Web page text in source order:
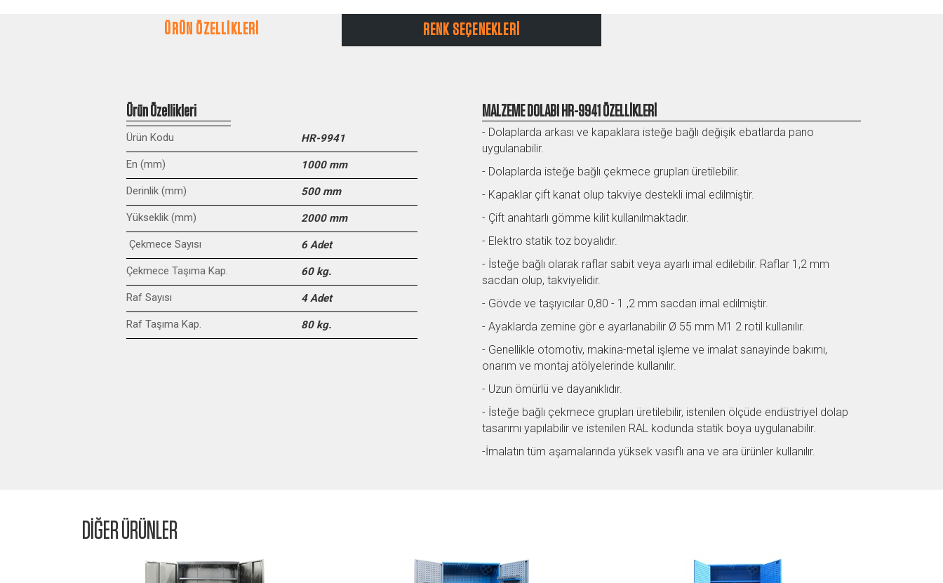
ÜRÜN ÖZELLİKLERİ RENK SEÇENEKLERİ
Ürün Özellikleri
Ürün Kodu HR-9941
En (mm) 1000 mm
Derinlik (mm) 500 mm
Yükseklik (mm) 2000 mm
Çekmece Sayısı 6 Adet
Çekmece Taşıma Kap. 60 kg.
Raf Sayısı 4 Adet
Raf Taşıma Kap. 80 kg.
MALZEME DOLABI HR-9941 ÖZELLİKLERİ
- Dolaplarda arkası ve kapaklara isteğe bağlı değişik ebatlarda pano
uygulanabilir.
- Dolaplarda isteğe bağlı çekmece grupları üretilebilir.
- Kapaklar çift kanat olup takviye destekli imal edilmiştir.
- Çift anahtarlı gömme kilit kullanılmaktadır.
- Elektro statik toz boyalıdır.
- İsteğe bağlı olarak raflar sabit veya ayarlı imal edilebilir. Raflar 1,2 mm
sacdan olup, takviyelidir.
- Gövde ve taşıyıcılar 0,80 - 1 ,2 mm sacdan imal edilmiştir.
- Ayaklarda zemine gör e ayarlanabilir Ø 55 mm M1 2 rotil kullanılır.
- Genellikle otomotiv, makina-metal işleme ve imalat sanayinde bakımı,
onarım ve montaj atölyelerinde kullanılır.
- Uzun ömürlü ve dayanıklıdır.
- İsteğe bağlı çekmece grupları üretilebilir, istenilen ölçüde endüstriyel dolap
tasarımı yapılabilir ve istenilen RAL kodunda statik boya uygulanabilir.
-İmalatın tüm aşamalarında yüksek vasıflı ana ve ara ürünler kullanılır.
DİĞER ÜRÜNLER